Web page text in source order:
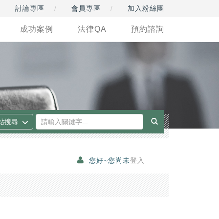
討論專區 會員專區 加入粉絲團
成功案例 法律QA 預約諮詢
您好~您尚未登入